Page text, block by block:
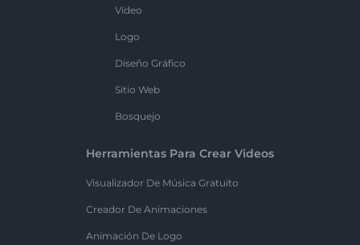
Vídeo
Logo
Diseño Gráfico
Sitio Web
Bosquejo
Herramientas Para Crear Videos
Visualizador De Música Gratuito
Creador De Animaciones
Animación De Logo